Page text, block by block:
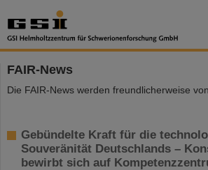
FAIR-News
Die FAIR-News werden freundlicherweise
Gebündelte Kraft für die
Souveränität Deutschlands –
bewirbt sich auf